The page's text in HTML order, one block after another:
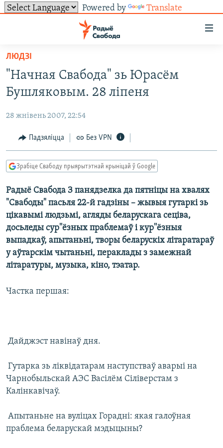
Powered by Translate
ўнівэрсальнага
доступу
Перайсьці
галоўнага
Перайсьці
Перайсьці
пошуку
НАВІНЫ
ЛЮДЗІ
ПАЛІТЫКА
ВАЙНА
БЕЛАРУСЫ НА ВАЙНЕ
ПАЛІТВЯЗЬНІ
КУЛЬТУРА
КАЛЯНДАР
БЛОГІ
ГІСТОРЫЯ НА СВАБОДЗЕ
КНІГІ
АЎДЫЁКНІГІ
PREMIUM
МОВА
НА ХВАЛЯХ СВАБОДЫ
СУВЯЗЬ
АБЫСЬЦІ БЛЯКАВАНЬНЕ
ПАДЗЯЛІЦЦА ІНФАРМАЦЫЯЙ
ПАДПІСАЦЦА
RSS
FACEBOOK
TWITTER
Усе сайты РС/РСЭ
ЛЮДЗІ
"Начная Свабода" зь Юрасём
Бушляковым. 28 ліпеня
28 жнівень 2007, 22:54
Падзяліцца Без VPN
Зрабіце Свабоду прыярытэтнай крыніцай ў Google
Радыё Свабода З панядзелка да пятніцы на хвалях
"Свабоды" пасьля 22-й гадзіны – жывыя гутаркі зь
цікавымі людзьмі, агляды беларускага сеціва,
досьледы сур''ёзных праблемаў і кур''ёзныя
выпадкаў, апытаньні, творы беларускіх літаратараў
у аўтарскім чытаньні, пераклады з замежнай
літаратуры, музыка, кіно, тэатар.
Частка першая:
 Дайджэст навінаў дня.
 Гутарка зь ліквідатарам наступстваў аварыі на
Чарнобыльскай АЭС Васілём Сіліверстам з
Калінкавічаў.
 Апытаньне на вуліцах Горадні: якая галоўная
праблема беларускай мэдыцыны?